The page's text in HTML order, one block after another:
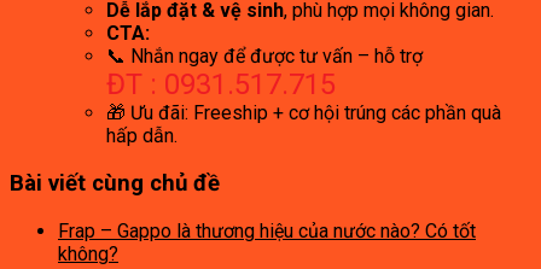
Dễ lắp đặt & vệ sinh, phù hợp mọi không gian.
CTA:
📞 Nhắn ngay để được tư vấn – hỗ trợ
ĐT : 0931.517.715
🎁 Ưu đãi: Freeship + cơ hội trúng các phần quà
hấp dẫn.
Bài viết cùng chủ đề
Frap – Gappo là thương hiệu của nước nào? Có tốt
không?